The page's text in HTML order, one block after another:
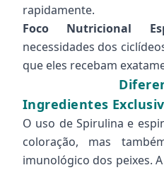
rapidamente.
Foco Nutricional
necessidades dos
que eles recebam
Ingredientes
O uso de Spirulina e
coloração, mas
imunológico dos peixes.